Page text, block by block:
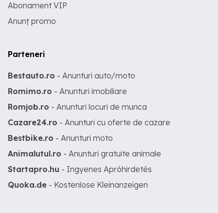
Abonament VIP
Anunț promo
Parteneri
Bestauto.ro - Anunturi auto/moto
Romimo.ro - Anunturi imobiliare
Romjob.ro - Anunturi locuri de munca
Cazare24.ro - Anunturi cu oferte de cazare
Bestbike.ro - Anunturi moto
Animalutul.ro - Anunturi gratuite animale
Startapro.hu - Ingyenes Apróhirdetés
Quoka.de - Kostenlose Kleinanzeigen